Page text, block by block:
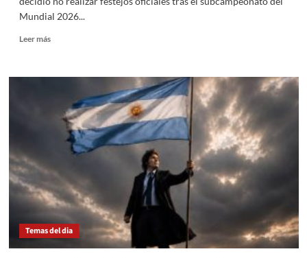
Mundial 2026...
Leer másLeer
Milei
qué
Selección
descartó
los
festejos
oficiales
Temas del dia